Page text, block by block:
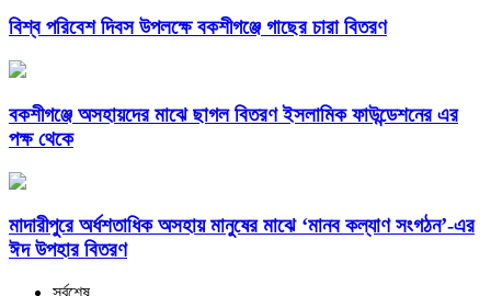
বিশ্ব পরিবেশ দিবস উপলক্ষে বকশীগঞ্জে গাছের চারা বিতরণ
বকশীগঞ্জে অসহায়দের মাঝে ছাগল বিতরণ ইসলামিক ফাউন্ডেশনের এর
পক্ষ থেকে
মাদারীপুরে অর্ধশতাধিক অসহায় মানুষের মাঝে ‘মানব কল্যাণ সংগঠন’-এর
ঈদ উপহার বিতরণ
সর্বশেষ